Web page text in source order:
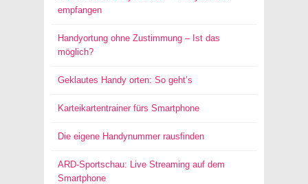
empfangen
Handyortung ohne Zustimmung – Ist das
möglich?
Geklautes Handy orten: So geht’s
Karteikartentrainer fürs Smartphone
Die eigene Handynummer rausfinden
ARD-Sportschau: Live Streaming auf dem
Smartphone